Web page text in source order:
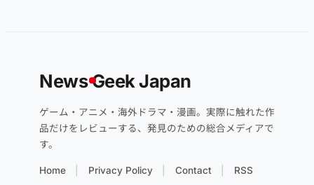
NewsGeek Japan
ゲーム・アニメ・海外ドラマ・漫画。実際に触れた作
品だけをレビューする、発見のための総合メディアで
す。
Home Privacy Policy Contact RSS